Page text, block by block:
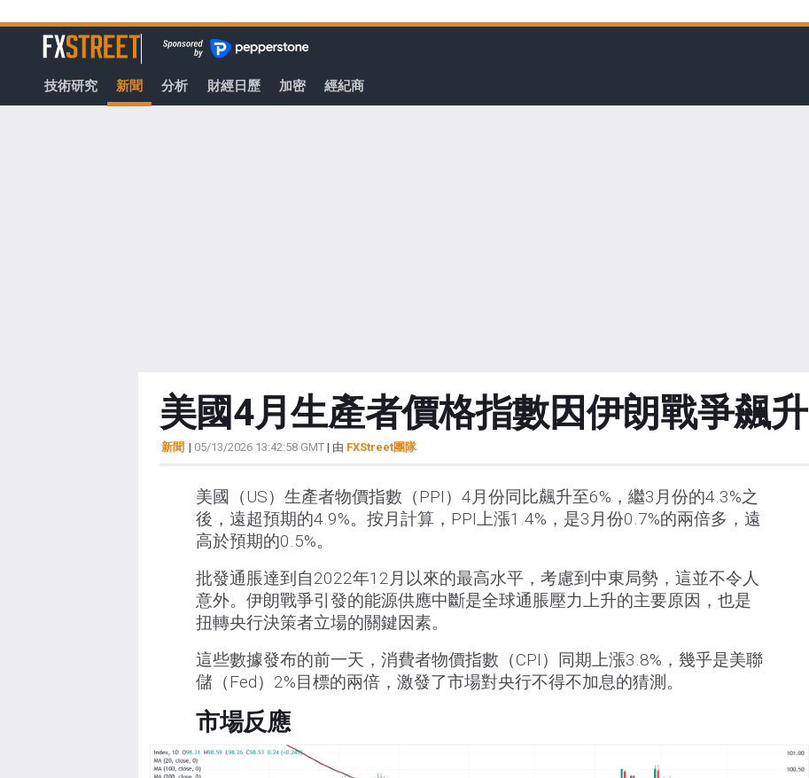
至
容
FXStreet
技術研究 新聞 分析 財經日歷 加密 經紀商
美國4月生產者價格指數因伊朗戰爭飆升
新聞 | 05/13/2026 13:42:58 GMT| 由 FXStreet團隊
美國（US）生產者物價指數（PPI）4月份同比飆升至6%，繼3月份的4.3%之
後，遠超預期的4.9%。按月計算，PPI上漲1.4%，是3月份0.7%的兩倍多，遠
高於預期的0.5%。
批發通脹達到自2022年12月以來的最高水平，考慮到中東局勢，這並不令人
意外。伊朗戰爭引發的能源供應中斷是全球通脹壓力上升的主要原因，也是
扭轉央行決策者立場的關鍵因素。
這些數據發布的前一天，消費者物價指數（CPI）同期上漲3.8%，幾乎是美聯
儲（Fed）2%目標的兩倍，激發了市場對央行不得不加息的猜測。
市場反應